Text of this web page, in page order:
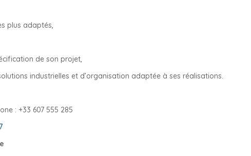
plus adaptés,
de son projet,
industrielles et d’organisation adaptée à ses réalisations.
: +33 607 555 285